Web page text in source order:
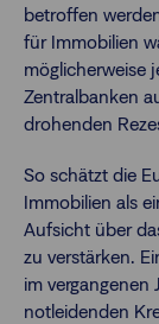
betroffen
für Immobilien
möglicherweise
Zentralbanken
drohenden
So schätzt die
Immobilien als
Aufsicht über
zu verstärken.
im vergangenen
notleidenden